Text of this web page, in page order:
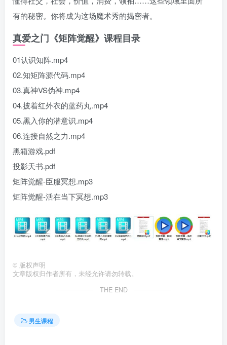
有的秘密。你将成为这场魔术秀的揭密者。
真爱之门《矩阵觉醒》课程目录
01认识知阵.mp4
02.知矩阵源代码.mp4
03.真神VS伪神.mp4
04.披着红外衣的蓝药丸.mp4
05.黑入你的潜意识.mp4
06.连接自然之力.mp4
黑箱游戏.pdf
投影天书.pdf
矩阵觉醒-臣服冥想.mp3
矩阵觉醒-活在当下冥想.mp3
© 版权声明
文章版权归作者所有，未经允许请勿转载。
THE END
男生课程